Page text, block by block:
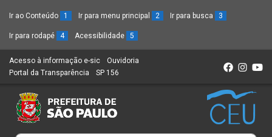
Ir ao Conteúdo 1 Ir para menu principal 2 Ir para busca 3
Ir para rodapé 4 Acessibilidade 5
Acesso à informação e-sic (Link
para
novo
sítio)
Ouvidoria
Portal da Transparência (Link
um
novo
SP 156